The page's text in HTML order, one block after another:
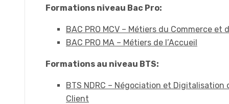
Formations niveau Bac Pro:
BAC PRO MCV – Métiers du Commerce et
BAC PRO MA – Métiers de l’Accueil
Formations au niveau BTS:
BTS NDRC – Négociation et Digitalisation
Client